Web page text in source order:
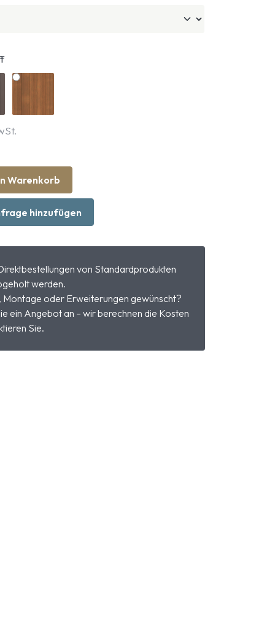
Warenkorb
hinzufügen
von Standardprodukten
werden.
Montage oder Erweiterungen gewünscht?
ein Angebot an – wir berechnen die Kosten
Sie.